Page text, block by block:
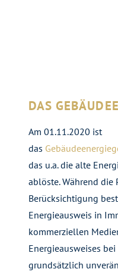
DAS
Am 01.11.2020 ist
das
das u.a. die alte
ablöste. Während die
Berücksichtigung
Energieausweis in
kommerziellen
Energieausweises
grundsätzlich